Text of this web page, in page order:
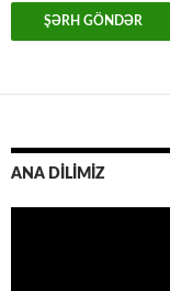
ANA DİLİMİZ